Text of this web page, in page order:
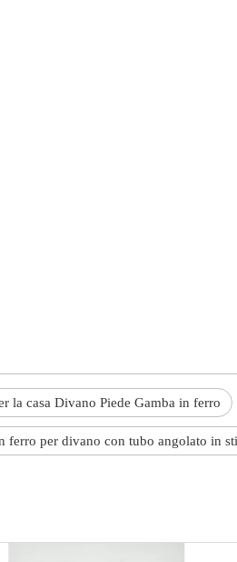
la casa Divano Piede Gamba in ferro
ferro per divano con tubo angolato in